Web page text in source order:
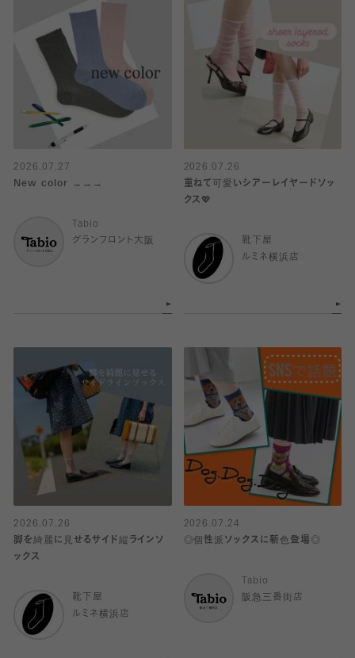
2026.07.27
New color →→→
Tabio
グランフロント大阪
2026.07.26
重ねて可愛いシアーレイヤードソッ
クス💖
靴下屋
ルミネ横浜店
2026.07.26
脚を綺麗に見せるサイド縦ラインソ
ックス
靴下屋
ルミネ横浜店
2026.07.24
◎個性派ソックスに新色登場◎
Tabio
阪急三番街店